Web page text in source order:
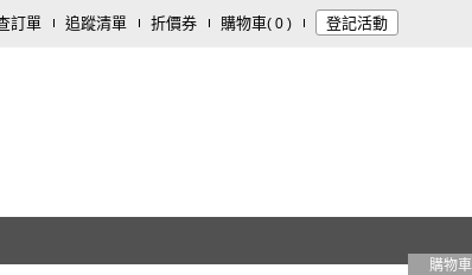
訂單 追蹤清單 折價券 購物車( 0 ) 登記活動
購物車